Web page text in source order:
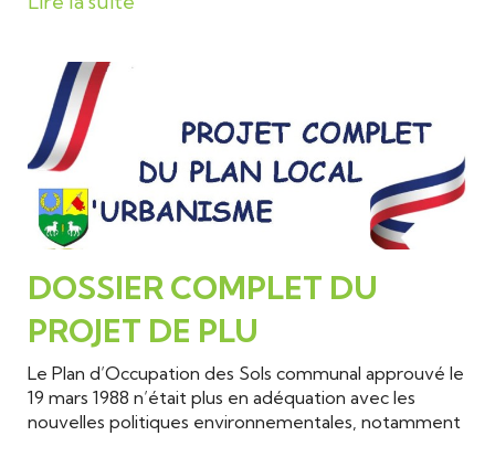
DOSSIER COMPLET DU
PROJET DE PLU
Le Plan d’Occupation des Sols communal approuvé le
19 mars 1988 n’était plus en adéquation avec les
nouvelles politiques environnementales, notamment